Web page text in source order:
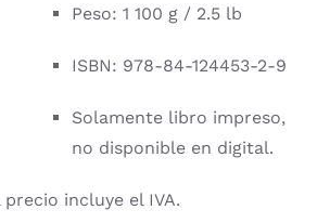
Peso: 1 100 g / 2.5 lb
ISBN: 978-84-124453-2-9
Solamente libro impreso,
no disponible en digital.
precio incluye el IVA.